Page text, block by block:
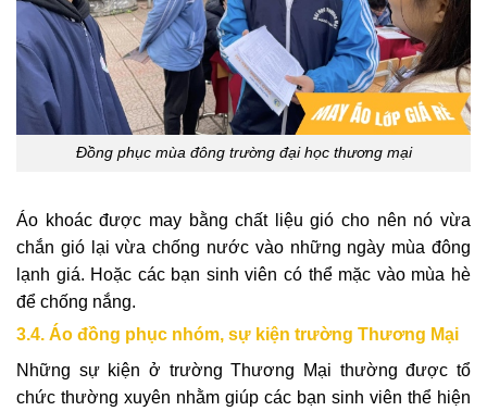
Đồng phục mùa đông trường đại học thương mại
Áo khoác được may bằng chất liệu gió cho nên nó vừa
chắn gió lại vừa chống nước vào những ngày mùa đông
lạnh giá. Hoặc các bạn sinh viên có thể mặc vào mùa hè
để chống nắng.
3.4. Áo đồng phục nhóm, sự kiện trường Thương Mại
Những sự kiện ở trường Thương Mại thường được tổ
chức thường xuyên nhằm giúp các bạn sinh viên thể hiện